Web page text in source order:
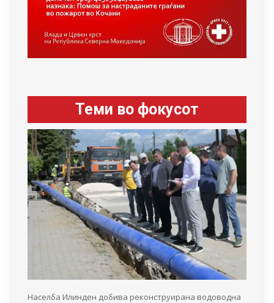
Теми во фокусот
Населба Илинден добива реконструирана водоводна